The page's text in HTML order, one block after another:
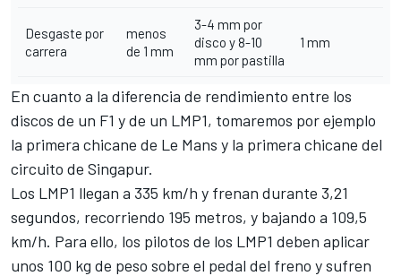
Desgaste por
carrera
menos
de 1 mm
3-4 mm por
disco y 8-10
mm por pastilla
1 mm
En cuanto a la diferencia de rendimiento entre los
discos de un F1 y de un LMP1, tomaremos por ejemplo
la primera chicane de Le Mans y la primera chicane del
circuito de Singapur.
Los LMP1 llegan a 335 km/h y frenan durante 3,21
segundos, recorriendo 195 metros, y bajando a 109,5
km/h. Para ello, los pilotos de los LMP1 deben aplicar
unos 100 kg de peso sobre el pedal del freno y sufren